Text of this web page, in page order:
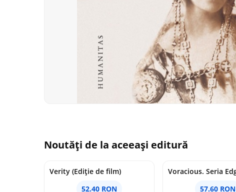
Noutăți de la aceeași editură
Verity (Ediție de film)
52.40 RON
57.60 RON